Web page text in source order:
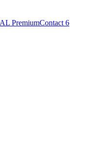
PremiumContact 6